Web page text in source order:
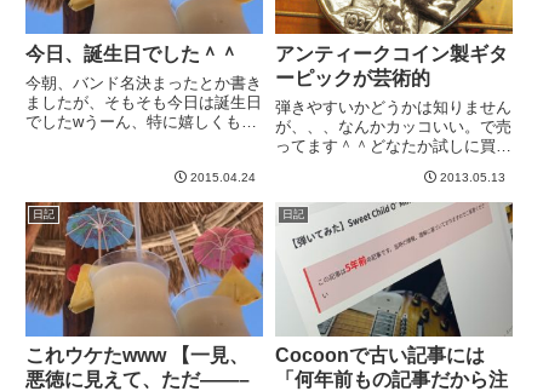
今日、誕生日でした＾＾
今朝、バンド名決まったとか書き
ましたが、そもそも今日は誕生日
でしたwうーん、特に嬉しくも悲
て、そのせいってこともないでし
ょうけれども、年初から母が具合
悪く、意識混濁するくらいの重体
に...
2015.04.24
アンティークコイン製ギタ
ーピックが芸術的
弾きやすいかどうかは知りません
が、、、なんかカッコいい。で売
ってます＾＾どなたか試しに買っ
れ。このサイト、初めて見るネタ
サイトなんですが、音楽系が多く
え？！というのが多くて楽しい。
例えば、（タイトルは私がつけ
た...
2013.05.13
日記
これウケたwww 【一見、
悪徳に見えて、ただ——–
日記
Cocoonで古い記事には
「何年前もの記事だから注